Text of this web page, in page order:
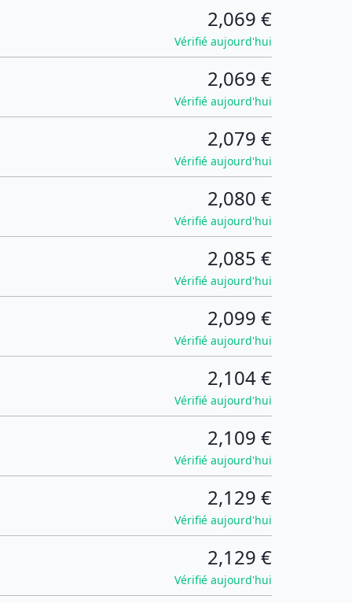
2,069 €
Vérifié aujourd'hui
2,069 €
Vérifié aujourd'hui
2,079 €
Vérifié aujourd'hui
2,080 €
Vérifié aujourd'hui
2,085 €
Vérifié aujourd'hui
2,099 €
Vérifié aujourd'hui
2,104 €
Vérifié aujourd'hui
2,109 €
Vérifié aujourd'hui
2,129 €
Vérifié aujourd'hui
2,129 €
Vérifié aujourd'hui